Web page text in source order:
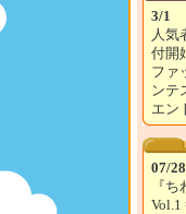
3/1
人気
付開
ファ
ンテ
エン
07/28
『
Vol.1